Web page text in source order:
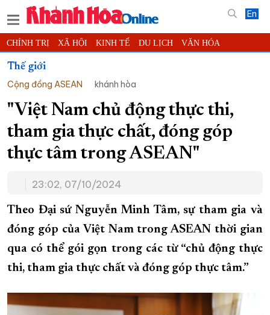
En
CHÍNH TRỊ XÃ HỘI KINH TẾ DU LỊCH VĂN HÓA
THỂ THAO
KHOA HỌC - CÔNG NGHỆ PHÁP LUẬT
THẾ GIỚI MULTIMEDIA VIDEO ĐỌC BÁO ONLINE
PODCAST THÔNG TIN - QUẢNG CÁO
QUY HOẠCH TỈNH KHÁNH HÒA
CHUNG TAY CẢI CÁCH HÀNH CHÍNH
XÂY DỰNG NÔNG THÔN MỚI LỊCH CẮT ĐIỆN
TÀU - XE - MÁY BAY
KỶ NIỆM 370 NĂM XÂY DỰNG VÀ PHÁT TRIỂN TỈNH KHÁNH HÒA
KHOẢNH KHẮC ĐẸP XỨ TRẦM
ĐẠI HỘI ĐẢNG CÁC CẤP TRANG CHỦ VỀ BÁO KHÁNH HÒA
Thế giới
Cộng đồng ASEAN
khánh hòa
"Việt Nam chủ động thực thi,
tham gia thực chất, đóng góp
thực tâm trong ASEAN"
23:02, 07/10/2024
Theo Đại sứ Nguyễn Minh Tâm, sự tham gia và
đóng góp của Việt Nam trong ASEAN thời gian
qua có thể gói gọn trong các từ “chủ động thực
thi, tham gia thực chất và đóng góp thực tâm.”